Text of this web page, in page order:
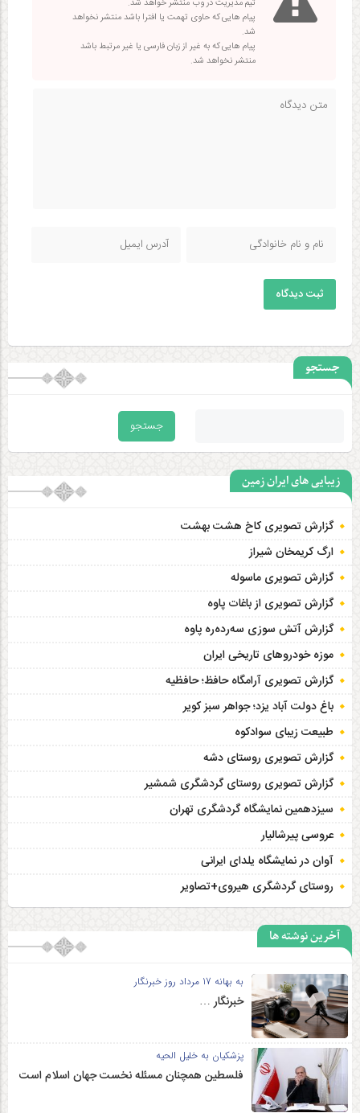
تیم مدیریت در وب منتشر خواهد شد.
پیام هایی که حاوی تهمت یا افترا باشد منتشر نخواهد
شد.
پیام هایی که به غیر از زبان فارسی یا غیر مرتبط باشد
منتشر نخواهد شد.
ثبت دیدگاه
جستجو
زیبایی های ایران زمین
گزارش تصویری کاخ هشت‌ بهشت
ارگ کریمخان شیراز
گزارش تصویری ماسوله
گزارش تصویری از باغات پاوه
گزارش آتش سوزی سەردەرە پاوه
موزه خودروهای تاریخی ایران
گزارش تصویری آرامگاه حافظ؛ حافظیه‎
باغ دولت آباد یزد؛ جواهر سبز کویر
طبیعت زیبای سوادکوه
گزارش تصویری روستای دشه
گزارش تصویری روستای گردشگری شمشیر
سیزدهمین نمایشگاه گردشگری تهران
عروسی پیرشالیار
آوان در نمایشگاه یلدای ایرانی
روستای گردشگری هیروی+تصاویر
آخرین نوشته ها
به بهانه 17 مرداد روز خبرنگار
خبرنگار …
پزشکیان به خلیل الحیه
فلسطین همچنان مسئله نخست جهان اسلام است